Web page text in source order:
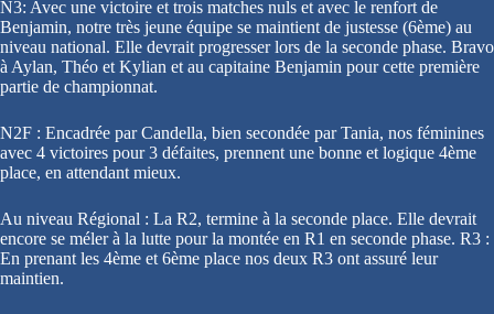
N3: Avec une victoire et trois matches nuls et avec le renfort de
Benjamin, notre très jeune équipe se maintient de justesse (6ème) au
niveau national. Elle devrait progresser lors de la seconde phase. Bravo
à Aylan, Théo et Kylian et au capitaine Benjamin pour cette première
partie de championnat.
N2F : Encadrée par Candella, bien secondée par Tania, nos féminines
avec 4 victoires pour 3 défaites, prennent une bonne et logique 4ème
place, en attendant mieux.
Au niveau Régional : La R2, termine à la seconde place. Elle devrait
encore se méler à la lutte pour la montée en R1 en seconde phase. R3 :
En prenant les 4ème et 6ème place nos deux R3 ont assuré leur
maintien.